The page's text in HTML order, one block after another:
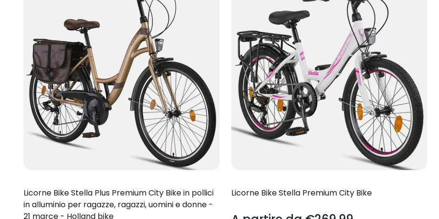
Licorne Bike Stella Plus Premium City Bike in pollici
in alluminio per ragazze, ragazzi, uomini e donne -
21 marce - Holland bike
Licorne Bike Stella Premium City Bike